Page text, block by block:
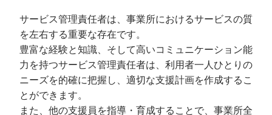
サービス管理責任者は、事業所におけるサービスの質
を左右する重要な存在です。
豊富な経験と知識、そして高いコミュニケーション能
力を持つサービス管理責任者は、利用者一人ひとりの
ニーズを的確に把握し、適切な支援計画を作成するこ
とができます。
また、他の支援員を指導・育成することで、事業所全